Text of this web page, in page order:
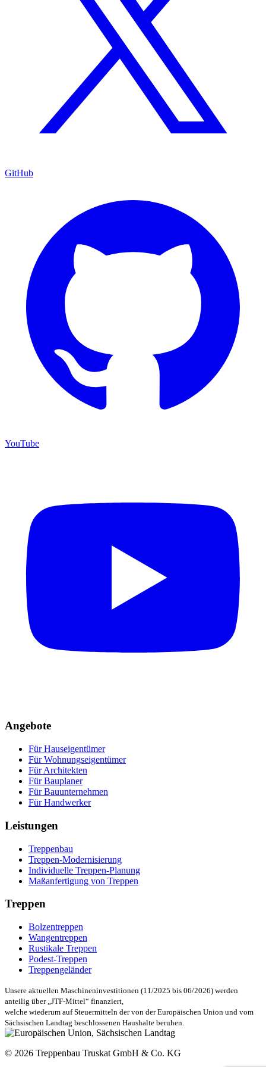
GitHub
YouTube
Angebote
Für Hauseigentümer
Für Wohnungseigentümer
Für Architekten
Für Bauplaner
Für Bauunternehmen
Für Handwerker
Leistungen
Treppenbau
Treppen-Modernisierung
Individuelle Treppen-Planung
Maßanfertigung von Treppen
Treppen
Bolzentreppen
Wangentreppen
Rustikale Treppen
Podest-Treppen
Treppengeländer
Unsere aktuellen Maschineninvestitionen (11/2025 bis 06/2026) werden
anteilig über „JTF-Mittel“ finanziert,
welche wiederum auf Steuermitteln der von der Europäischen Union und vom
Sächsischen Landtag beschlossenen Haushalte beruhen.
© 2026 Treppenbau Truskat GmbH & Co. KG